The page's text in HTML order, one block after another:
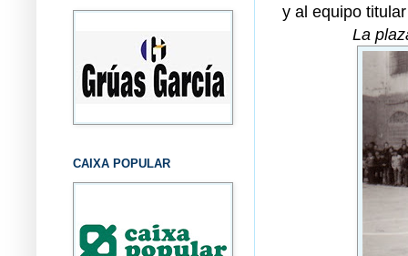
y al equipo
La
CAIXA POPULAR